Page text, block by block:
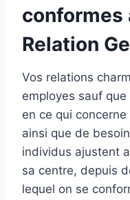
conformes
Relation
Vos relations
employes sauf
en ce qui
ainsi que de
individus ajustent
sa centre, depuis
lequel on se